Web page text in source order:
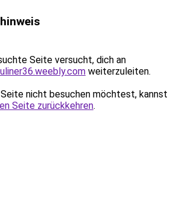
Seite versucht, dich an
weiterzuleiten.
nicht besuchen möchtest, kannst
Seite zurückkehren.